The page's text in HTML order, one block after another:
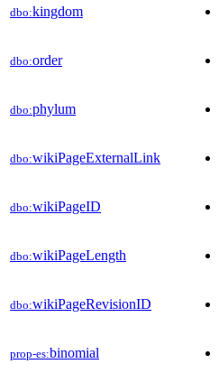
dbo:kingdom
dbo:order
dbo:phylum
dbo:wikiPageExternalLink
dbo:wikiPageID
dbo:wikiPageLength
dbo:wikiPageRevisionID
prop-es:binomial